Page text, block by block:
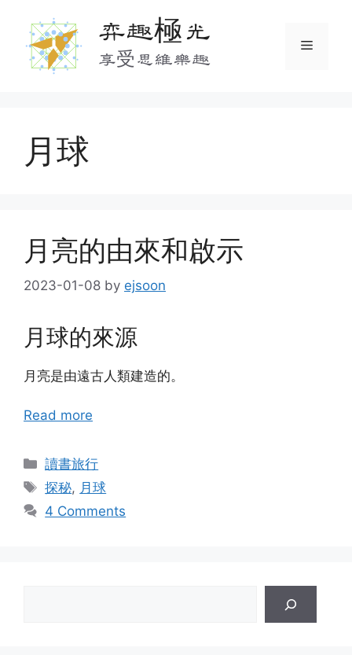
content
弈趣極光
享受思維樂趣
Menu
月球
月亮的由來和啟示
2023-01-08 by ejsoon
月球的來源
月亮是由遠古人類建造的。
Read more
Categories
讀書旅行
Tags
探秘, 月球
4 Comments